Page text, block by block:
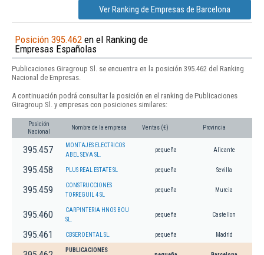
Ver Ranking de Empresas de Barcelona
Posición 395.462 en el Ranking de
Empresas Españolas
Publicaciones Giragroup Sl. se encuentra en la posición 395.462 del Ranking
Nacional de Empresas.
A continuación podrá consultar la posición en el ranking de Publicaciones
Giragroup Sl. y empresas con posiciones similares:
Posición
Nacional
Nombre de la empresa Ventas (€) Provincia
395.457
MONTAJES ELECTRICOS
ABEL SEVA SL.
pequeña Alicante
395.458 PLUS REAL ESTATE SL pequeña Sevilla
395.459
CONSTRUCCIONES
TORREGUIL 4 SL
pequeña Murcia
395.460
CARPINTERIA HNOS BOU
SL.
pequeña Castellon
395.461 CBSER DENTAL SL. pequeña Madrid
PUBLICACIONES